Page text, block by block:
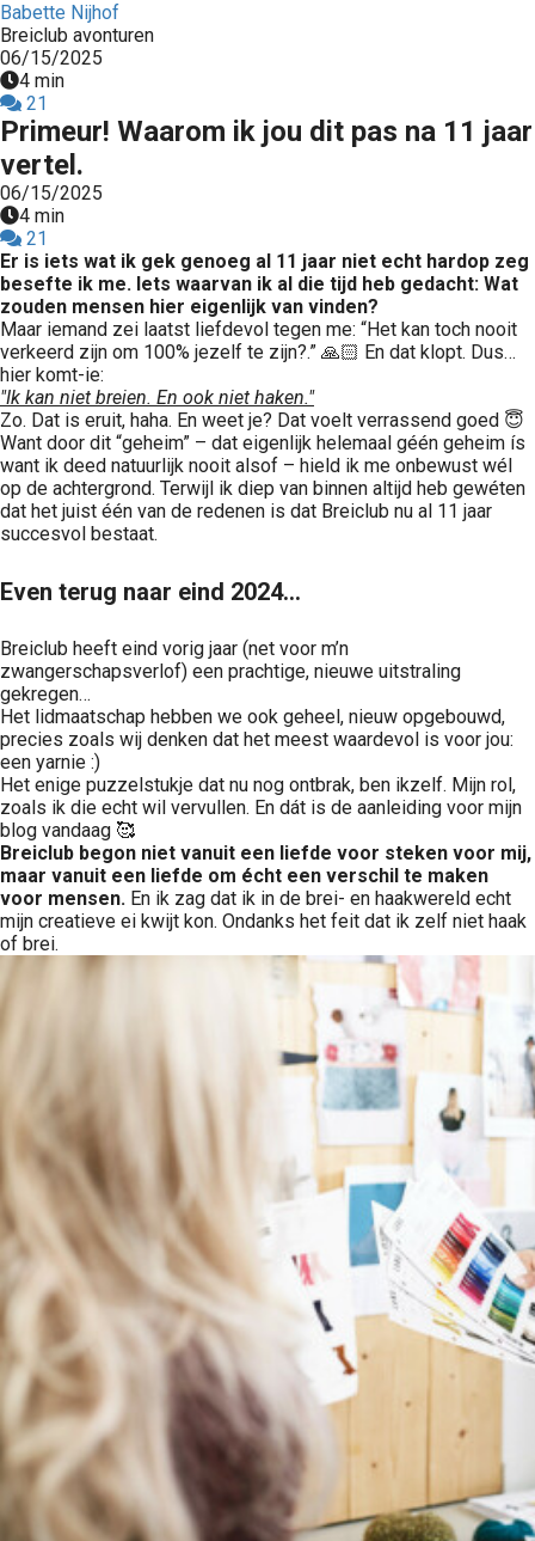
Babette Nijhof
Breiclub avonturen
06/15/2025
4 min
21
Primeur! Waarom ik jou dit pas na 11 jaar
vertel.
06/15/2025
4 min
21
Er is iets wat ik gek genoeg al 11 jaar niet echt hardop zeg
besefte ik me. Iets waarvan ik al die tijd heb gedacht: Wat
zouden mensen hier eigenlijk van vinden?
Maar iemand zei laatst liefdevol tegen me: “Het kan toch nooit
verkeerd zijn om 100% jezelf te zijn?.” 🙏🏻 En dat klopt. Dus…
hier komt-ie:
"Ik kan niet breien. En ook niet haken."
Zo. Dat is eruit, haha. En weet je? Dat voelt verrassend goed 😇
Want door dit “geheim” – dat eigenlijk helemaal géén geheim ís
want ik deed natuurlijk nooit alsof – hield ik me onbewust wél
op de achtergrond. Terwijl ik diep van binnen altijd heb gewéten
dat het juist één van de redenen is dat Breiclub nu al 11 jaar
succesvol bestaat.
Even terug naar eind 2024...
Breiclub heeft eind vorig jaar (net voor m’n
zwangerschapsverlof) een prachtige, nieuwe uitstraling
gekregen…
Het lidmaatschap hebben we ook geheel, nieuw opgebouwd,
precies zoals wij denken dat het meest waardevol is voor jou:
een yarnie :)
Het enige puzzelstukje dat nu nog ontbrak, ben ikzelf. Mijn rol,
zoals ik die echt wil vervullen. En dát is de aanleiding voor mijn
blog vandaag 🥰
Breiclub begon niet vanuit een liefde voor steken voor mij,
maar vanuit een liefde om écht een verschil te maken
voor mensen. En ik zag dat ik in de brei- en haakwereld echt
mijn creatieve ei kwijt kon. Ondanks het feit dat ik zelf niet haak
of brei.